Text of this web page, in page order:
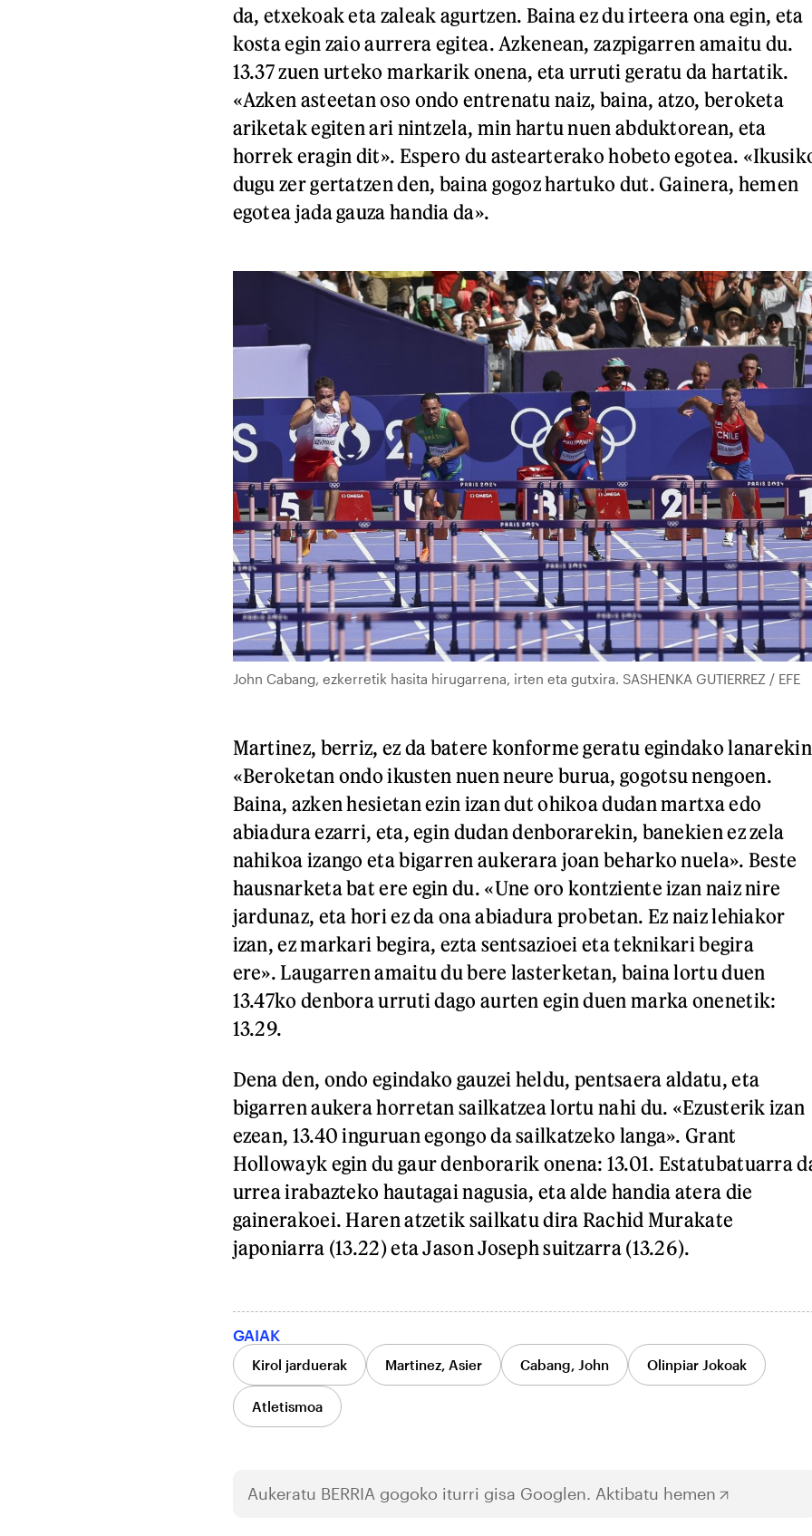
da, etxekoak eta zaleak agurtzen. Baina ez du irteera ona egin, eta
kosta egin zaio aurrera egitea. Azkenean, zazpigarren amaitu du.
13.37 zuen urteko markarik onena, eta urruti geratu da hartatik.
«Azken asteetan oso ondo entrenatu naiz, baina, atzo, beroketa
ariketak egiten ari nintzela, min hartu nuen abduktorean, eta
horrek eragin dit». Espero du astearterako hobeto egotea.
dugu zer gertatzen den, baina gogoz hartuko dut. Gainera, hemen
egotea jada gauza handia da».
John Cabang, ezkerretik hasita hirugarrena, irten eta gutxira. SASHENKA GUTIERREZ / EFE
Martinez, berriz, ez da batere konforme geratu egindako
«Beroketan ondo ikusten nuen neure burua, gogotsu nengoen.
Baina, azken hesietan ezin izan dut ohikoa dudan martxa edo
abiadura ezarri, eta, egin dudan denborarekin, banekien ez zela
nahikoa izango eta bigarren aukerara joan beharko nuela». Beste
hausnarketa bat ere egin du. «Une oro kontziente izan naiz nire
jardunaz, eta hori ez da ona abiadura probetan. Ez naiz lehiakor
izan, ez markari begira, ezta sentsazioei eta teknikari begira
ere». Laugarren amaitu du bere lasterketan, baina lortu duen
13.47ko denbora urruti dago aurten egin duen marka onenetik:
13.29.
Dena den, ondo egindako gauzei heldu, pentsaera aldatu, eta
bigarren aukera horretan sailkatzea lortu nahi du. «Ezusterik izan
ezean, 13.40 inguruan egongo da sailkatzeko langa». Grant
Hollowayk egin du gaur denborarik onena: 13.01. Estatubatuarra
urrea irabazteko hautagai nagusia, eta alde handia atera die
gainerakoei. Haren atzetik sailkatu dira Rachid Murakate
japoniarra (13.22) eta Jason Joseph suitzarra (13.26).
GAIAK
Kirol jarduerak Martinez, Asier Cabang, John Olinpiar Jokoak
Atletismoa
Aukeratu BERRIA gogoko iturri gisa Googlen. Aktibatu hemen